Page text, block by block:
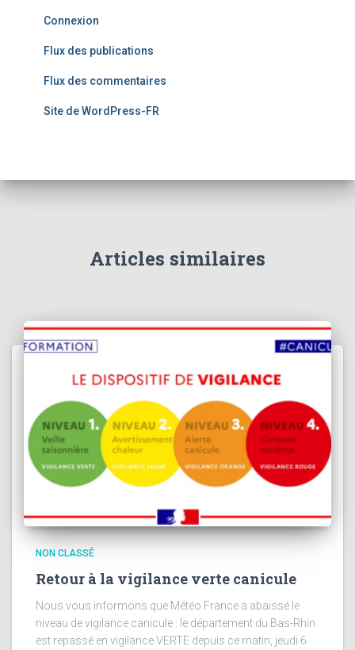
Connexion
Flux des publications
Flux des commentaires
Site de WordPress-FR
Articles similaires
NON CLASSÉ
Retour à la vigilance verte canicule
Nous vous informons que Météo France a abaissé le
niveau de vigilance canicule : le département du Bas-Rhin
est repassé en vigilance VERTE depuis ce matin, jeudi 6